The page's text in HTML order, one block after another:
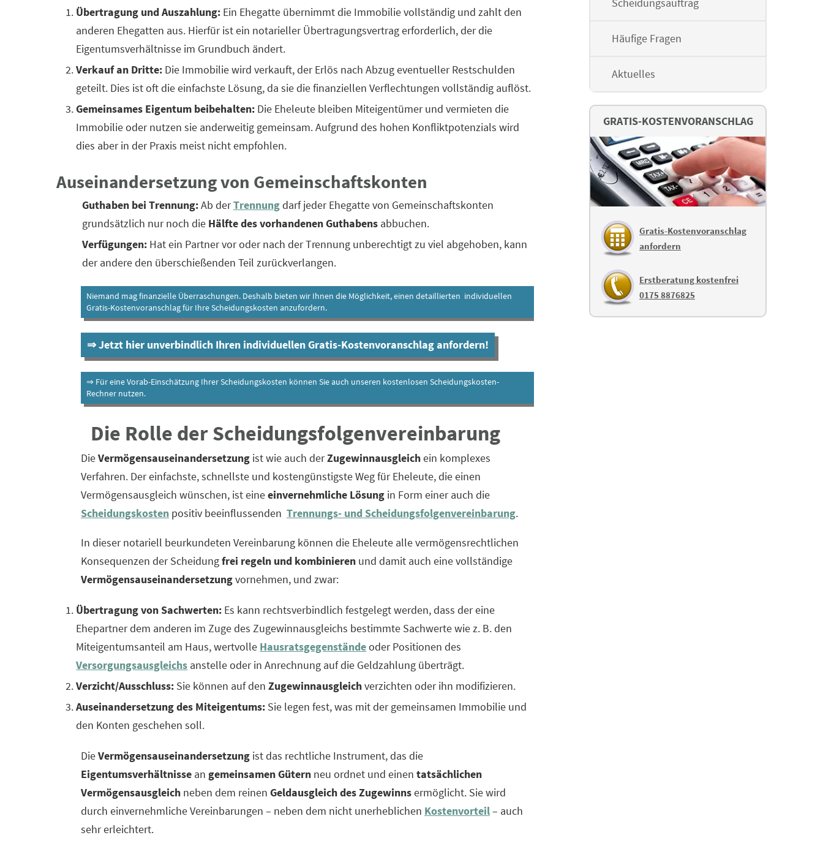
Übertragung und Auszahlung: Ein Ehegatte übernimmt die Immobilie vollständig und zahlt den
anderen Ehegatten aus. Hierfür ist ein notarieller Übertragungsvertrag erforderlich, der die
Eigentumsverhältnisse im Grundbuch ändert.
Verkauf an Dritte: Die Immobilie wird verkauft, der Erlös nach Abzug eventueller Restschulden
geteilt. Dies ist oft die einfachste Lösung, da sie die finanziellen Verflechtungen vollständig auflöst.
Gemeinsames Eigentum beibehalten: Die Eheleute bleiben Miteigentümer und vermieten die
Immobilie oder nutzen sie anderweitig gemeinsam. Aufgrund des hohen Konfliktpotenzials wird
dies aber in der Praxis meist nicht empfohlen.
Auseinandersetzung von Gemeinschaftskonten
Guthaben bei Trennung:Ab derTrennungdarf jeder Ehegatte von Gemeinschaftskonten
grundsätzlich nur noch die Hälfte des vorhandenen Guthabensabbuchen.
Verfügungen:Hat ein Partner vor oder nach der Trennung unberechtigt zu viel abgehoben, kann
der andere den überschießenden Teil zurückverlangen.
Niemand mag finanzielle Überraschungen. Deshalb bieten wir Ihnen die Möglichkeit, einen detaillierten individuellen
Gratis-Kostenvoranschlag für Ihre Scheidungskosten anzufordern.
⇒ Jetzt hier unverbindlich Ihren individuellen Gratis-Kostenvoranschlag anfordern!
⇒ Für eine Vorab-Einschätzung Ihrer Scheidungskosten können Sie auch unseren kostenlosen Scheidungskosten-
Rechner nutzen.
Die Rolle der Scheidungsfolgenvereinbarung
DieVermögensauseinandersetzung ist wie auch derZugewinnausgleichein komplexes
Verfahren. Der einfachste, schnellste und kostengünstigste Weg für Eheleute, die einen
Vermögensausgleich wünschen, ist eineeinvernehmliche Lösung in Form einer auch die
Scheidungskosten positiv beeinflussenden Trennungs- und Scheidungsfolgenvereinbarung.
In dieser notariell beurkundeten Vereinbarung können die Eheleute alle vermögensrechtlichen
Konsequenzen der Scheidungfrei regeln und kombinieren und damit auch eine vollständige
Vermögensauseinandersetzungvornehmen, und zwar:
Übertragung von Sachwerten: Es kann rechtsverbindlich festgelegt werden, dass der eine
Ehepartner dem anderen im Zuge des Zugewinnausgleichs bestimmte Sachwerte wie z. B. den
Miteigentumsanteil am Haus, wertvolle Hausratsgegenständeoder Positionen des
Versorgungsausgleichs anstelle oder in Anrechnung auf die Geldzahlung überträgt.
Verzicht/Ausschluss: Sie können auf denZugewinnausgleichverzichten oder ihn modifizieren.
Auseinandersetzung des Miteigentums: Sie legen fest, was mit der gemeinsamen Immobilie und
den Konten geschehen soll.
DieVermögensauseinandersetzung ist das rechtliche Instrument, das die
Eigentumsverhältnisse an gemeinsamen Gütern neu ordnet und einen tatsächlichen
Vermögensausgleich neben dem reinen Geldausgleich des Zugewinnsermöglicht. Sie wird
durch einvernehmliche Vereinbarungen – neben dem nicht unerheblichen Kostenvorteil– auch
sehr erleichtert.
Häufige Fragen
Aktuelles
GRATIS-KOSTENVORANSCHLAG
Gratis-Kostenvoranschlag
anfordern
Erstberatung kostenfrei
0175 8876825